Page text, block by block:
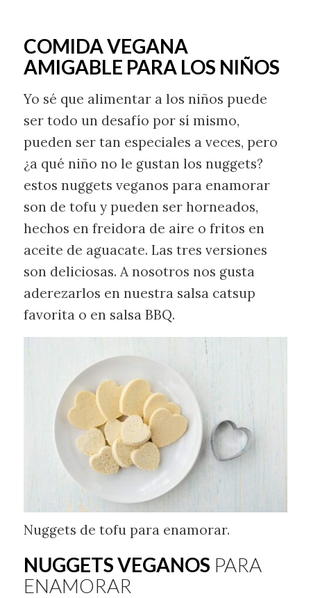
COMIDA VEGANA
AMIGABLE PARA LOS NIÑOS
Yo sé que alimentar a los niños puede
ser todo un desafío por sí mismo,
pueden ser tan especiales a veces, pero
¿a qué niño no le gustan los nuggets?
estos nuggets veganos para enamorar
son de tofu y pueden ser horneados,
hechos en freidora de aire o fritos en
aceite de aguacate. Las tres versiones
son deliciosas. A nosotros nos gusta
aderezarlos en nuestra salsa catsup
favorita o en salsa BBQ.
Nuggets de tofu para enamorar.
NUGGETS VEGANOS PARA
ENAMORAR